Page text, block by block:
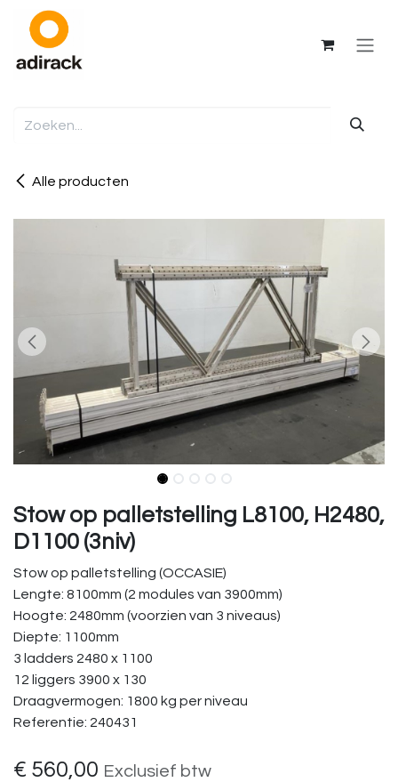
Overslaan naar inhoud
Alle producten
Stow op palletstelling L8100, H2480,
D1100 (3niv)
Stow op palletstelling (OCCASIE)
Lengte: 8100mm (2 modules van 3900mm)
Hoogte: 2480mm (voorzien van 3 niveaus)
Diepte: 1100mm
3 ladders 2480 x 1100
12 liggers 3900 x 130
Draagvermogen: 1800 kg per niveau
Referentie: 240431
€ 560,00 Exclusief btw